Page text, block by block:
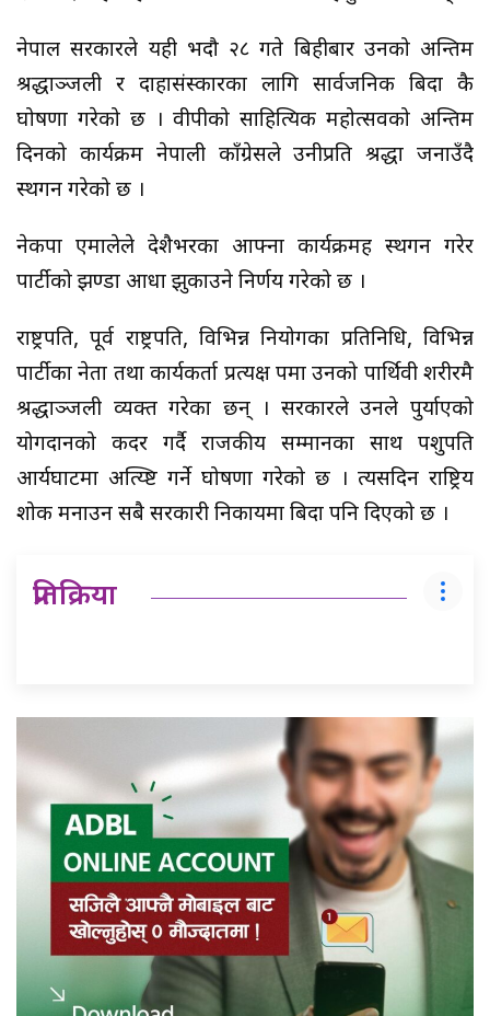
नेपाल सरकारले यही भदौ २८ गते बिहीबार उनको अन्तिम
श्रद्धाञ्जली र दाहासंस्कारका लागि सार्वजनिक बिदा कै
घोषणा गरेको छ । वीपीको साहित्यिक महोत्सवको अन्तिम
दिनको कार्यक्रम नेपाली काँग्रेसले उनीप्रति श्रद्धा जनाउँदै
स्थगन गरेको छ ।
नेकपा एमालेले देशैभरका आफ्ना कार्यक्रमहरु स्थगन गरेर
पार्टीको झण्डा आधा झुकाउने निर्णय गरेको छ ।
राष्ट्रपति, पूर्व राष्ट्रपति, विभिन्न नियोगका प्रतिनिधि, विभिन्न
पार्टीका नेता तथा कार्यकर्ता प्रत्यक्ष रुपमा उनको पार्थिवी शरीरमै
श्रद्धाञ्जली व्यक्त गरेका छन् । सरकारले उनले पुर्याएको
योगदानको कदर गर्दै राजकीय सम्मानका साथ पशुपति
आर्यघाटमा अत्य्ष्टि गर्ने घोषणा गरेको छ । त्यसदिन राष्ट्रिय
शोक मनाउन सबै सरकारी निकायमा बिदा पनि दिएको छ ।
प्रतिक्रिया